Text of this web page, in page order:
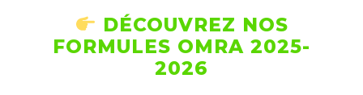
DÉCOUVREZ NOS
FORMULES OMRA 2025-
2026